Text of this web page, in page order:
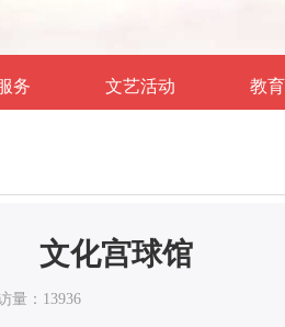
务 文艺活动 教
文化宫球馆
：13936